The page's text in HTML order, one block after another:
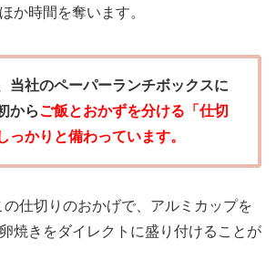
か時間を奪います。
当社のペーパーランチボックスに
からご飯とおかずを分ける「仕切
っかりと備わっています。
仕切りのおかげで、アルミカップを
焼きをダイレクトに盛り付けることが